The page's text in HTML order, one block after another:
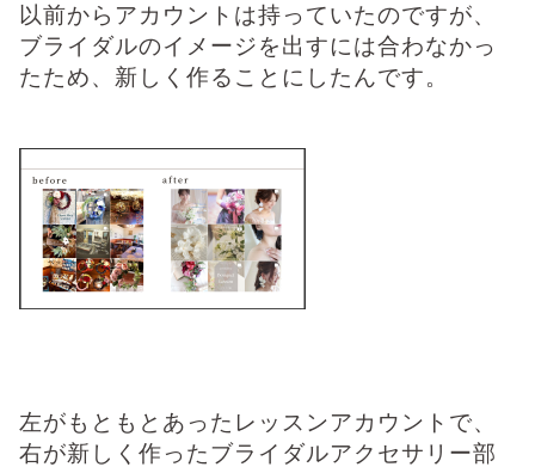
以前からアカウントは持っていたのですが、
ブライダルのイメージを出すには合わなかっ
たため、新しく作ることにしたんです。
左がもともとあったレッスンアカウントで、
右が新しく作ったブライダルアクセサリー部